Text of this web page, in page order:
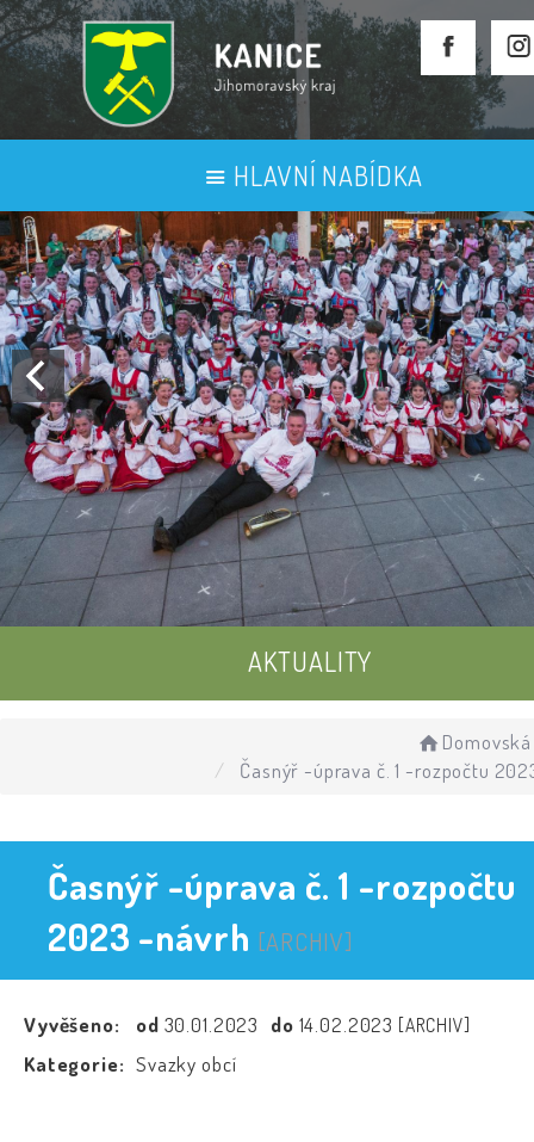
HLAVNÍ NABÍDKA
AKTUALITY
Časnýř -úprava č. 1 -rozpočtu
Časnýř -úprava č. 1 -rozpočtu
2023 -návrh [ARCHIV]
Vyvěšeno: od 30.01.2023 do 14.02.2023 [ARCHIV]
Kategorie: Svazky obcí